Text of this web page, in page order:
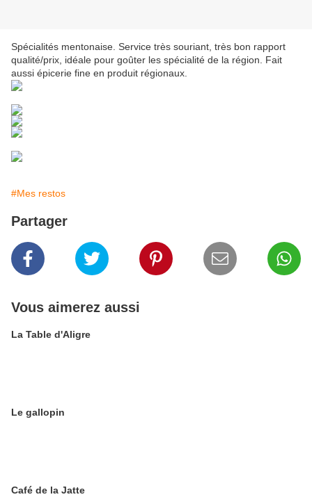
Spécialités mentonaise. Service très souriant, très bon rapport
qualité/prix, idéale pour goûter les spécialité de la région. Fait
aussi épicerie fine en produit régionaux.
#Mes restos
Partager
Vous aimerez aussi
La Table d'Aligre
Le gallopin
Café de la Jatte